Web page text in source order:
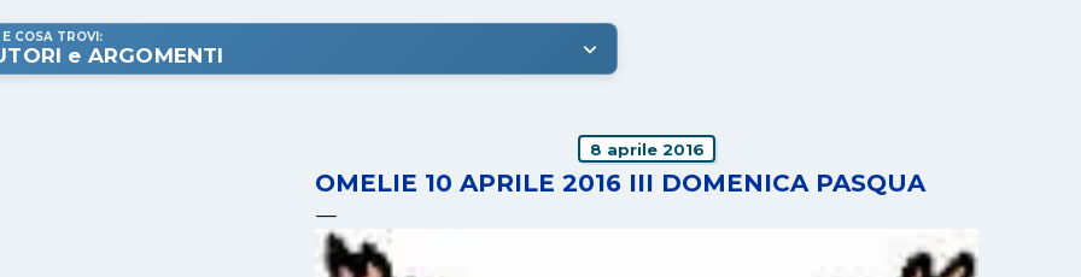
E COSA TROVI:
e ARGOMENTI
8 aprile 2016
OMELIE 10 APRILE 2016 III DOMENICA PASQUA